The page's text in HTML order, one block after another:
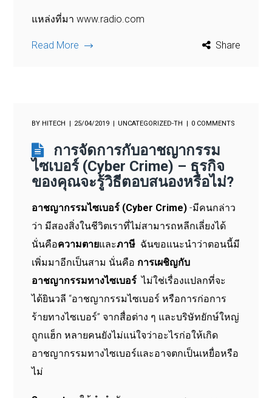
แหล่งที่มา www.radio.com
Read More Share
BY HITECH 25/04/2019 UNCATEGORIZED-TH 0 COMMENTS
การจัดการกับอาชญากรรม
ไซเบอร์ (Cyber Crime) – ธุรกิจ
ของคุณจะรู้วิธีตอบสนองหรือไม่?
อาชญากรรมไซเบอร์ (Cyber Crime) -มีคนกล่าว
ว่า มีสองสิ่งในชีวิตเราที่ไม่สามารถหลีกเลี่ยงได้
นั่นคือความตายและภาษี ฉันขอแนะนำว่าตอนนี้มี
เพิ่มมาอีกเป็นสาม นั่นคือ การเผชิญกับ
อาชญากรรมทางไซเบอร์ไม่ใช่เรื่องแปลกที่จะ
ได้ยินวลี “อาชญากรรมไซเบอร์ หรือการก่อการ
ร้ายทางไซเบอร์” จากสื่อต่าง ๆ และบริษัทยักษ์ใหญ่
ถูกแฮ็ก หลายคนยังไม่แน่ใจว่าอะไรก่อให้เกิด
อาชญากรรมทางไซเบอร์และอาจตกเป็นเหยื่อหรือ
ไม่